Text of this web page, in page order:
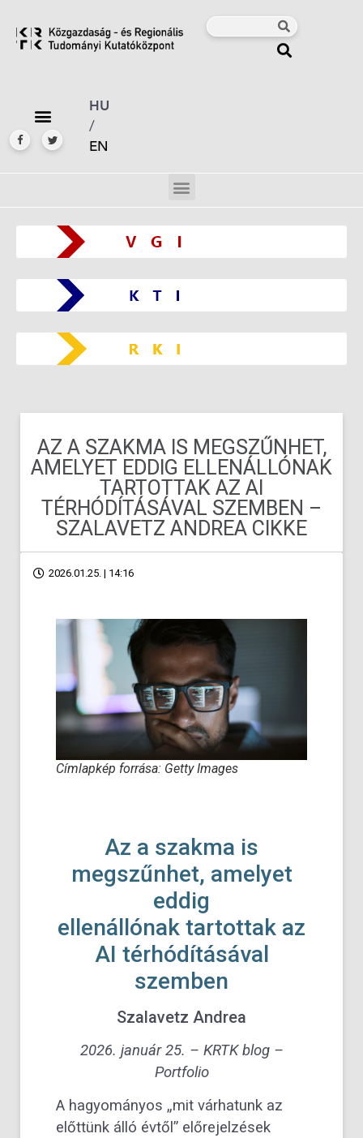
HU
/
EN
AZ A SZAKMA IS MEGSZŰNHET,
AMELYET EDDIG ELLENÁLLÓNAK
TARTOTTAK AZ AI
TÉRHÓDÍTÁSÁVAL SZEMBEN –
SZALAVETZ ANDREA CIKKE
2026.01.25. | 14:16
Címlapkép forrása: Getty Images
Az a szakma is
megszűnhet, amelyet
eddig
ellenállónak tartottak az
AI térhódításával
szemben
Szalavetz Andrea
2026. január 25. – KRTK blog –
Portfolio
A hagyományos „mit várhatunk az
előttünk álló évtől” előrejelzések